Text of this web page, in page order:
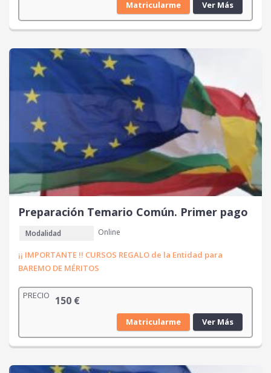
Matricularme Ver Más
Preparación Temario Común. Primer pago
Modalidad Online
¡¡ IMPORTANTE !! CURSOS REGALO de la Entidad para
BAREMO DE MÉRITOS
PRECIO 150 €
Matricularme Ver Más